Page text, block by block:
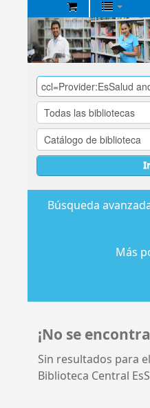
Biblioteca
Central
EsSalud
Ir
Búsqueda
Más
¡No se
Sin resultados para
Biblioteca Central